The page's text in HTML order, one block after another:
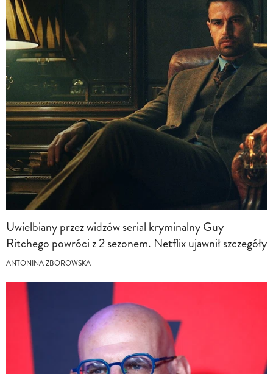
Uwielbiany przez widzów serial kryminalny Guy
Ritchego powróci z 2 sezonem. Netflix ujawnił szczegóły
ANTONINA ZBOROWSKA